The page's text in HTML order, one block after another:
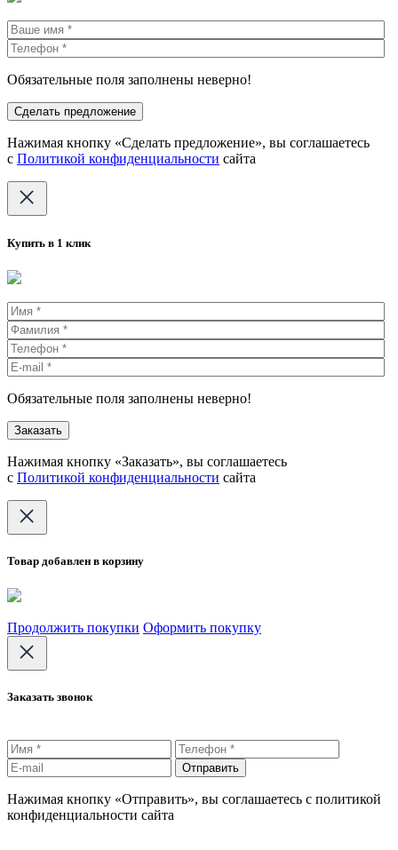
Обязательные поля заполнены неверно!
Нажимая кнопку «Сделать предложение», вы соглашаетесь
с Политикой конфиденциальности сайта
Купить в 1 клик
Обязательные поля заполнены неверно!
Нажимая кнопку «Заказать», вы соглашаетесь
с Политикой конфиденциальности сайта
Товар добавлен в корзину
Продолжить покупки Оформить покупку
Заказать звонок
Отправить
Нажимая кнопку «Отправить», вы соглашаетесь с политикой
конфиденциальности сайта